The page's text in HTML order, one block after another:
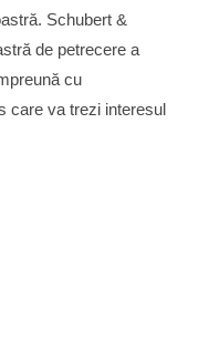
Schubert &
de petrecere a
cu
care va trezi interesul